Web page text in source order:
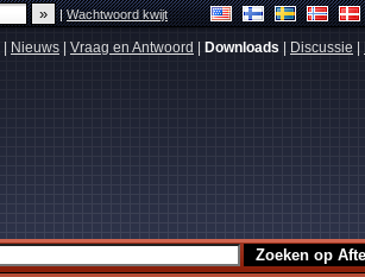
|Wachtwoord kwijt
Nieuws Vraag en Antwoord Downloads Discussie